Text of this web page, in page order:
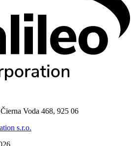
Voda 468, 925 06
s.r.o.